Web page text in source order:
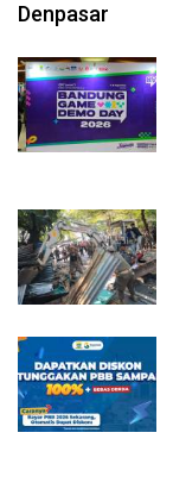
Denpasar